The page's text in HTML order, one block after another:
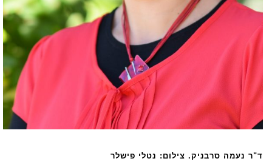
ד"ר נעמה סרבניק. צילום: נטלי פישלר